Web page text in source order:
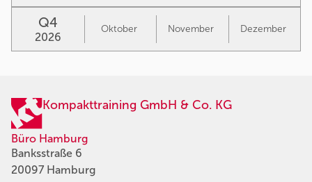
Q4
2026
Oktober November Dezember
Kompakttraining GmbH & Co. KG
Büro Hamburg
Banksstraße 6
20097 Hamburg